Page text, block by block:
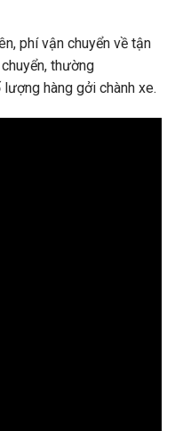
phí vận chuyển về tận
thường
hàng gởi chành xe.